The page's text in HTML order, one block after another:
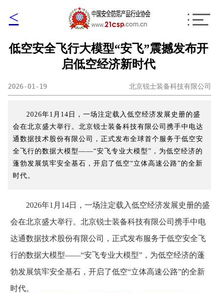
<
低空安全飞行大模型“安飞”震撼发布开
启低空经济新时代
2026-01-19 北京锐士装备科技有限公司
2026年1月14日，一场注定载入低空经济发展史册的盛
会在北京盛大举行。北京锐士装备科技有限公司携手中电达
通数据技术股份有限公司，正式发布全球首个服务于低空安
全飞行的数据大模型——“安飞专业大模型”，为低空经济的
蓬勃发展筑牢安全基石，开启了低空“立体高速公路”的全新
时代。
2026年1月14日，一场注定载入低空经济发展史册的盛
会在北京盛大举行。北京锐士装备科技有限公司携手中电
达通数据技术股份有限公司，正式发布服务于低空安全飞
行的数据大模型——“安飞专业大模型”，为低空经济的蓬
勃发展筑牢安全基石，开启了低空“立体高速公路”的全新
时代。